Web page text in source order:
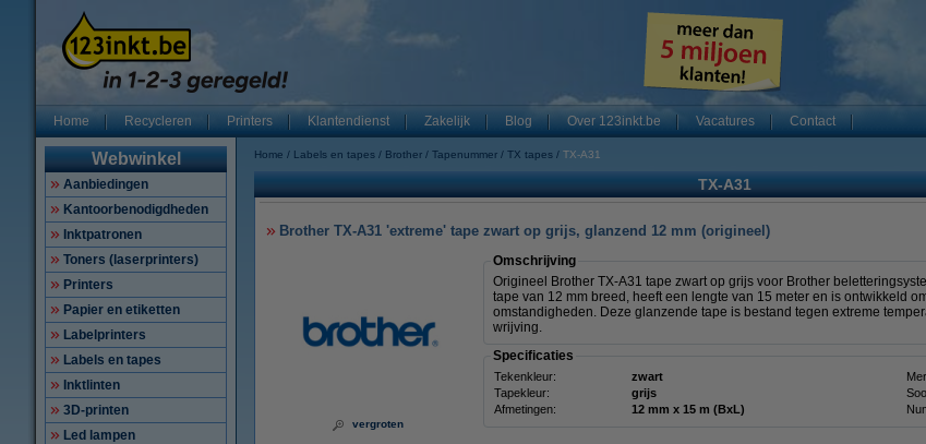
Home Recycleren Printers Klantendienst Zakelijk Blog Over 123inkt.be Vacatures Contact
Webwinkel
Aanbiedingen
Kantoorbenodigdheden
Inktpatronen
Toners (laserprinters)
Printers
Papier en etiketten
Labelprinters
Labels en tapes
Inktlinten
3D-printen
Led lampen
Home Labels en tapes Brother Tapenummer TX tapes TX-A31
TX-A31
Brother TX-A31 'extreme' tape zwart op grijs, glanzend 12 mm (origineel)
vergroten
Omschrijving
Origineel Brother TX-A31 tape zwart op grijs voor Brother
tape van 12 mm breed, heeft een lengte van 15 meter en is ontwikkeld
omstandigheden. Deze glanzende tape is bestand tegen extreme
wrijving.
Specificaties
Tekenkleur: zwart
Tapekleur:
grijs
Afmetingen:
12 mm x 15 m (BxL)